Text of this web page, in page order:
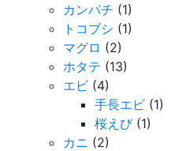
カンパチ (1)
トコブシ (1)
マグロ (2)
ホタテ (13)
エビ (4)
手長エビ (1)
桜えび(1)
カニ (2)